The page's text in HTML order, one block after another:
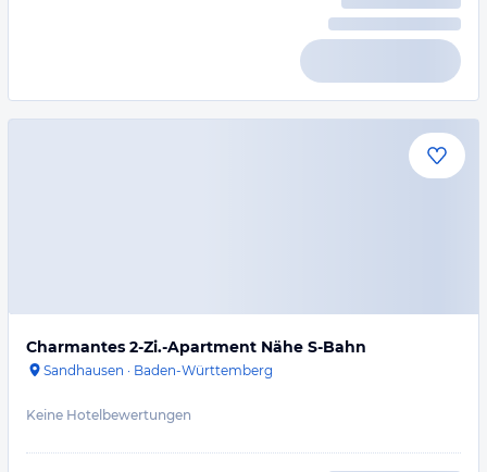
Charmantes 2-Zi.-Apartment Nähe S-Bahn
Sandhausen · Baden-Württemberg
Keine Hotelbewertungen